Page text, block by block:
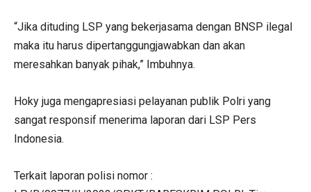
“Jika dituding LSP yang bekerjasama dengan BNSP ilegal
maka itu harus dipertanggungjawabkan dan akan
meresahkan banyak pihak,” Imbuhnya.
Hoky juga mengapresiasi pelayanan publik Polri yang
sangat responsif menerima laporan dari LSP Pers
Indonesia.
Terkait laporan polisi nomor :